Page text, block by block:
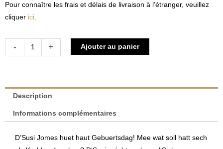
Pour connaître les frais et délais de livraison à l’étranger, veuillez
cliquer ici
-
quantité
sicht
Kaddo
Simone
+ Ajouter au panier
Description
Informations complémentaires
D’Susi Jomes huet haut Gebuertsdag! Mee wat soll hatt sech